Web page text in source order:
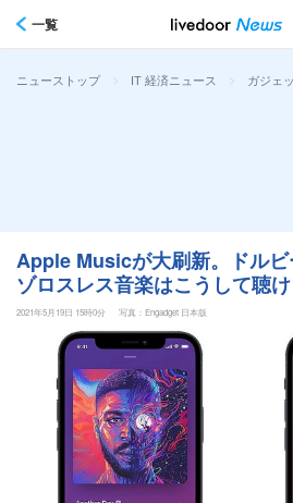
一覧
ニューストップ > IT 経済ニュース > ガジェ
Apple Musicが大刷新。ドル
ゾロスレス音楽はこうして聴け
2021年5月19日 15時0分 写真：Engadget 日本版